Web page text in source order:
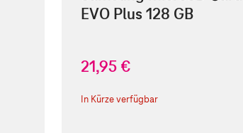
EVO Plus 128 GB
21,95 €
In Kürze verfügbar